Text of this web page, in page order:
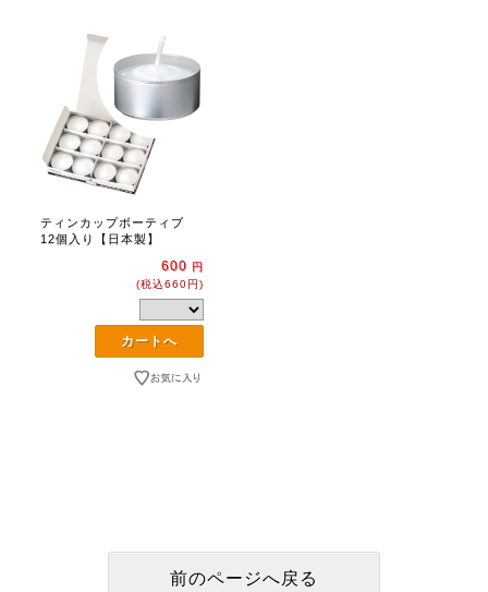
ティンカップボーティブ
12個入り【日本製】
600 円
(税込660円)